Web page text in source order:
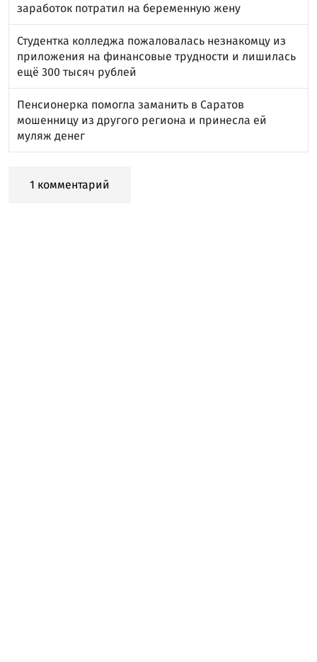
заработок потратил на беременную жену
Студентка колледжа пожаловалась незнакомцу из
приложения на финансовые трудности и лишилась
ещё 300 тысяч рублей
Пенсионерка помогла заманить в Саратов
мошенницу из другого региона и принесла ей
муляж денег
1 комментарий